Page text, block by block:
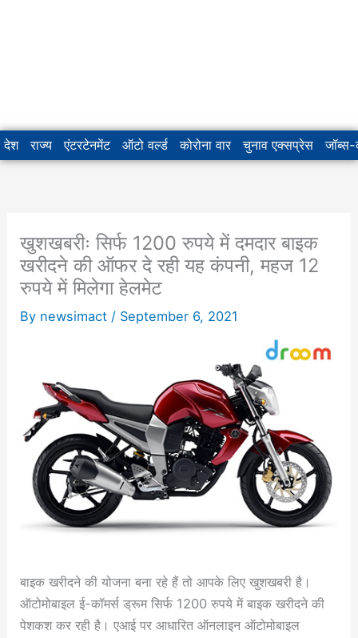
देश राज्य एंटरटेनमेंट ऑटो वर्ल्ड कोरोना वार चुनाव एक्सप्रेस जॉब्स-
खुशखबरीः सिर्फ 1200 रुपये में दमदार बाइक
खरीदने की ऑफर दे रही यह कंपनी, महज 12
रुपये में मिलेगा हेलमेट
By newsimact / September 6, 2021
बाइक खरीदने की योजना बना रहे हैं तो आपके लिए खुशखबरी है।
ऑटोमोबाइल ई-कॉमर्स ड्रूम सिर्फ 1200 रुपये में बाइक खरीदने की
पेशकश कर रही है। एआई पर आधारित ऑनलाइन ऑटोमोबाइल